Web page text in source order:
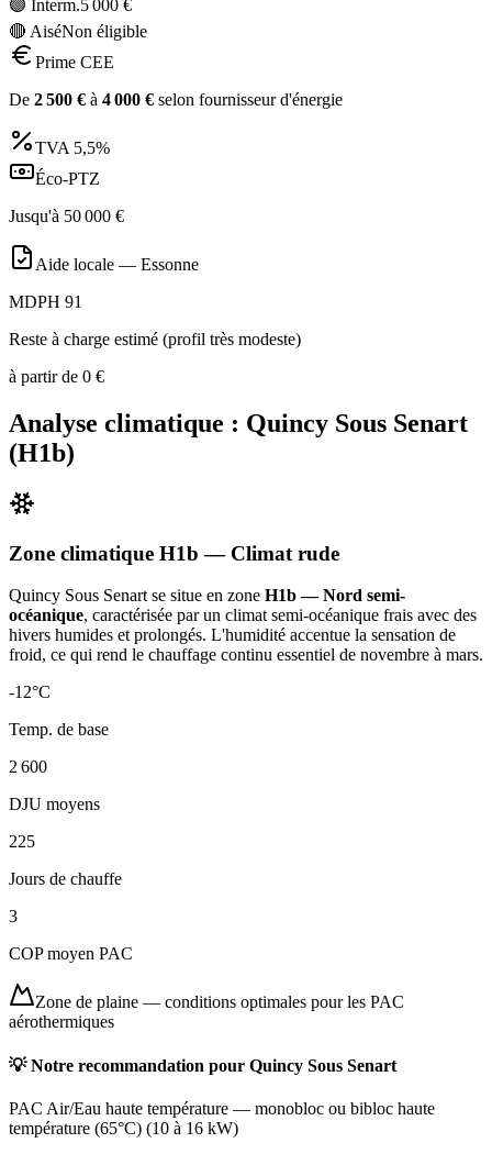
🟣 Interm.5 000 €
🔴 AiséNon éligible
Prime CEE
De 2 500 € à 4 000 € selon fournisseur d'énergie
TVA 5,5%
Éco-PTZ
Jusqu'à 50 000 €
Aide locale — Essonne
MDPH 91
Reste à charge estimé (profil très modeste)
à partir de 0 €
Analyse climatique : Quincy Sous Senart
(H1b)
Zone climatique H1b — Climat rude
Quincy Sous Senart se situe en zone H1b — Nord semi-
océanique, caractérisée par un climat semi-océanique frais avec des
hivers humides et prolongés. L'humidité accentue la sensation de
froid, ce qui rend le chauffage continu essentiel de novembre à mars.
-12°C
Temp. de base
2 600
DJU moyens
225
Jours de chauffe
3
COP moyen PAC
Zone de plaine — conditions optimales pour les PAC
aérothermiques
💡 Notre recommandation pour Quincy Sous Senart
PAC Air/Eau haute température — monobloc ou bibloc haute
température (65°C) (10 à 16 kW)